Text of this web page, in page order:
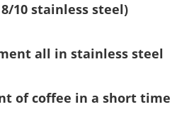
10 stainless steel)
all in stainless steel
of coffee in a short time